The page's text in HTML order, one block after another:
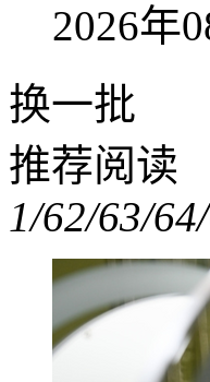
2026年
换一批
推荐阅读
1/62/63/6